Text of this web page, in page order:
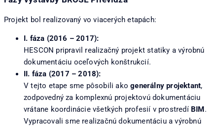
Projekt bol realizovaný vo viacerých etapách:
I. fáza (2016 – 2017):
HESCON pripravil realizačný projekt statiky a výrobnú
dokumentáciu oceľových konštrukcií.
II. fáza (2017 – 2018):
V tejto etape sme pôsobili akogenerálny projektant,
zodpovedný za komplexnú projektovú dokumentáciu
vrátane koordinácie všetkých profesií v prostredí BIM .
Vypracovali sme realizačnú dokumentáciu a výrobnú